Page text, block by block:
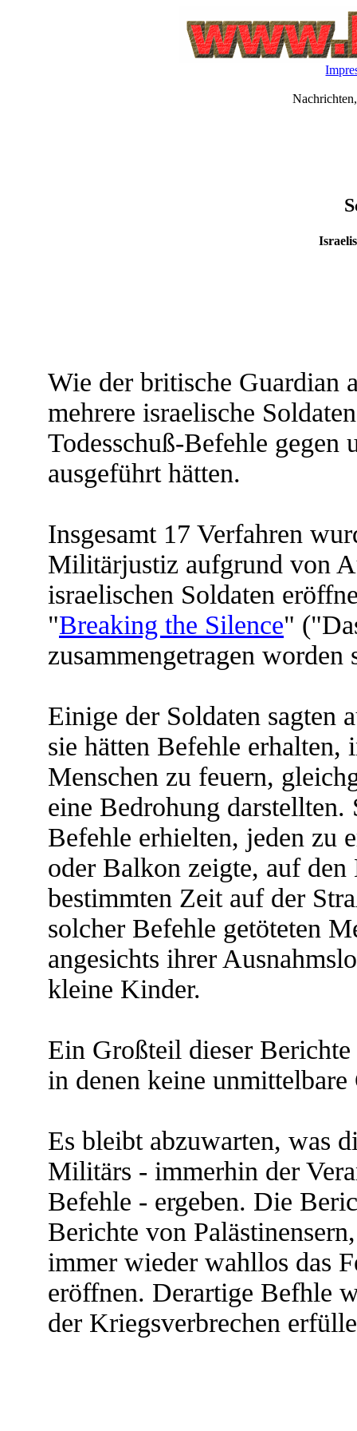
Wie der britische Guardian
mehrere israelische
Todesschuß-Befehle gegen
ausgeführt hätten.
Insgesamt 17 Verfahren
Militärjustiz aufgrund von
israelischen Soldaten
"Breaking the Silence"
zusammengetragen worden
Einige der Soldaten sagten
sie hätten Befehle erhalten,
Menschen zu feuern,
eine Bedrohung darstellten.
Befehle erhielten, jeden zu
oder Balkon zeigte, auf
bestimmten Zeit auf der
solcher Befehle getöteten
angesichts ihrer
kleine Kinder.
Ein Großteil dieser
in denen keine
Es bleibt abzuwarten, was
Militärs - immerhin der
Befehle - ergeben. Die
Berichte von
immer wieder wahllos das
eröffnen. Derartige Befhle
der Kriegsverbrechen